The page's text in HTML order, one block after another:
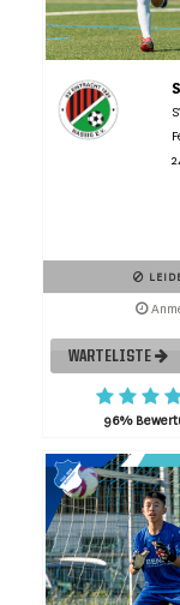
WARTELISTE
96%